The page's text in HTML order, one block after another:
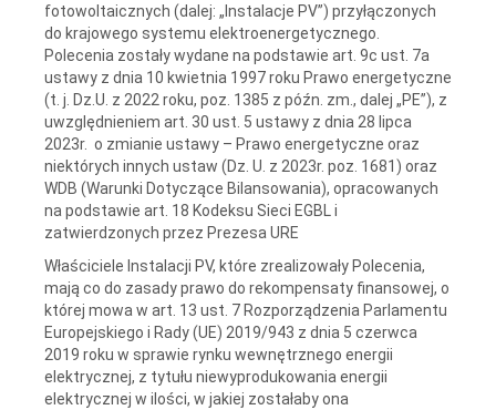
fotowoltaicznych (dalej: „Instalacje PV”) przyłączonych
do krajowego systemu elektroenergetycznego.
Polecenia zostały wydane na podstawie art. 9c ust. 7a
ustawy z dnia 10 kwietnia 1997 roku Prawo energetyczne
(t. j. Dz.U. z 2022 roku, poz. 1385 z późn. zm., dalej „PE”), z
uwzględnieniem art. 30 ust. 5 ustawy z dnia 28 lipca
2023r. o zmianie ustawy – Prawo energetyczne oraz
niektórych innych ustaw (Dz. U. z 2023r. poz. 1681) oraz
WDB (Warunki Dotyczące Bilansowania), opracowanych
na podstawie art. 18 Kodeksu Sieci EGBL i
zatwierdzonych przez Prezesa URE
Właściciele Instalacji PV, które zrealizowały Polecenia,
mają co do zasady prawo do rekompensaty finansowej, o
której mowa w art. 13 ust. 7 Rozporządzenia Parlamentu
Europejskiego i Rady (UE) 2019/943 z dnia 5 czerwca
2019 roku w sprawie rynku wewnętrznego energii
elektrycznej, z tytułu niewyprodukowania energii
elektrycznej w ilości, w jakiej zostałaby ona